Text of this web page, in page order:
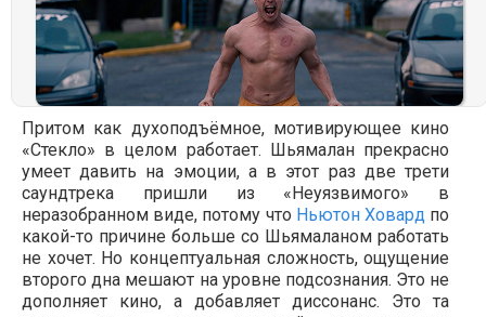
Притом как духоподъёмное, мотивирующее кино
«Стекло» в целом работает. Шьямалан прекрасно
умеет давить на эмоции, а в этот раз две трети
саундтрека пришли из «Неуязвимого» в
неразобранном виде, потому что Ньютон Ховард по
какой-то причине больше со Шьямаланом работать
не хочет. Но концептуальная сложность, ощущение
второго дна мешают на уровне подсознания. Это не
дополняет кино, а добавляет диссонанс. Это та